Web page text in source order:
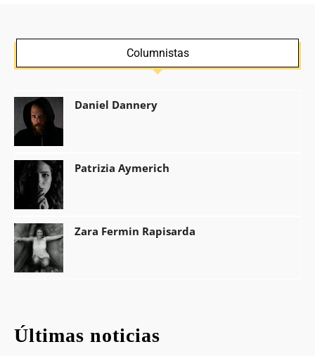
Columnistas
Daniel Dannery
Patrizia Aymerich
Zara Fermin Rapisarda
Últimas noticias